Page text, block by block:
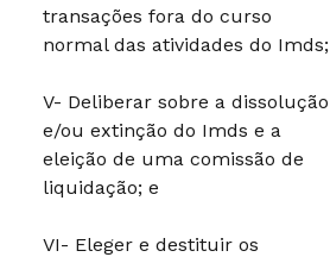
transações fora do curso
normal das atividades do Imds;
V- Deliberar sobre a dissolução
e/ou extinção do Imds e a
eleição de uma comissão de
liquidação; e
VI- Eleger e destituir os